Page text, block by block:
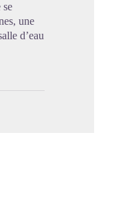
se
une
d’eau